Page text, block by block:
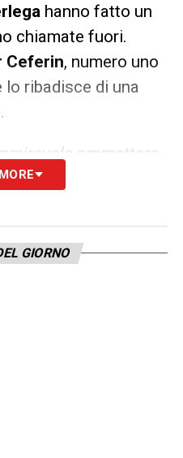
hanno fatto un
chiamate fuori.
Ceferin, numero uno
lo ribadisce di una
ammettere
commesso un
che c’era prima e
Ma adesso sono
GIORNO